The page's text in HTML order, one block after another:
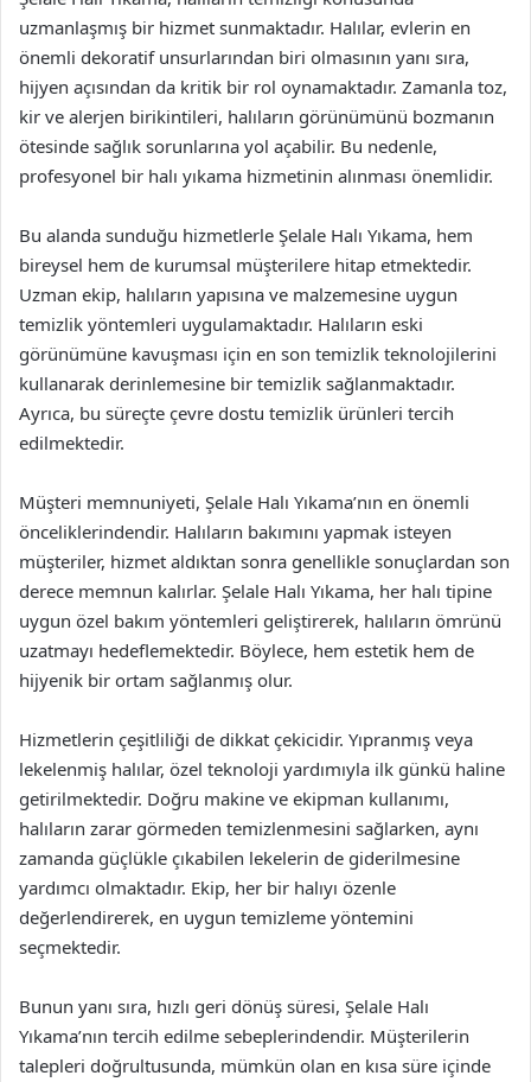
uzmanlaşmış bir hizmet sunmaktadır. Halılar, evlerin en
önemli dekoratif unsurlarından biri olmasının yanı sıra,
hijyen açısından da kritik bir rol oynamaktadır. Zamanla toz,
kir ve alerjen birikintileri, halıların görünümünü bozmanın
ötesinde sağlık sorunlarına yol açabilir. Bu nedenle,
profesyonel bir halı yıkama hizmetinin alınması önemlidir.
Bu alanda sunduğu hizmetlerle Şelale Halı Yıkama, hem
bireysel hem de kurumsal müşterilere hitap etmektedir.
Uzman ekip, halıların yapısına ve malzemesine uygun
temizlik yöntemleri uygulamaktadır. Halıların eski
görünümüne kavuşması için en son temizlik teknolojilerini
kullanarak derinlemesine bir temizlik sağlanmaktadır.
Ayrıca, bu süreçte çevre dostu temizlik ürünleri tercih
edilmektedir.
Müşteri memnuniyeti, Şelale Halı Yıkama’nın en önemli
önceliklerindendir. Halıların bakımını yapmak isteyen
müşteriler, hizmet aldıktan sonra genellikle sonuçlardan son
derece memnun kalırlar. Şelale Halı Yıkama, her halı tipine
uygun özel bakım yöntemleri geliştirerek, halıların ömrünü
uzatmayı hedeflemektedir. Böylece, hem estetik hem de
hijyenik bir ortam sağlanmış olur.
Hizmetlerin çeşitliliği de dikkat çekicidir. Yıpranmış veya
lekelenmiş halılar, özel teknoloji yardımıyla ilk günkü haline
getirilmektedir. Doğru makine ve ekipman kullanımı,
halıların zarar görmeden temizlenmesini sağlarken, aynı
zamanda güçlükle çıkabilen lekelerin de giderilmesine
yardımcı olmaktadır. Ekip, her bir halıyı özenle
değerlendirerek, en uygun temizleme yöntemini
seçmektedir.
Bunun yanı sıra, hızlı geri dönüş süresi, Şelale Halı
Yıkama’nın tercih edilme sebeplerindendir. Müşterilerin
talepleri doğrultusunda, mümkün olan en kısa süre içinde